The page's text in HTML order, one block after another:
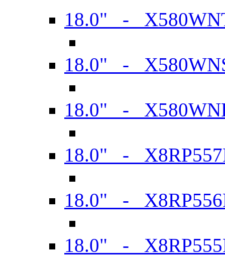
18.0" -
18.0" -
18.0" -
18.0" -
18.0" -
18.0" -